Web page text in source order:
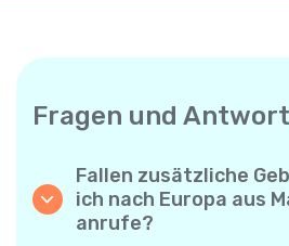
Fragen und
Fallen zusätzliche
ich nach Europa aus
anrufe?